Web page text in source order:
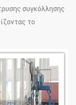
συγκόλλησης
το